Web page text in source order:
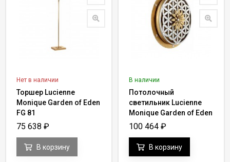
Нет в наличии
Торшер Lucienne
Monique Garden of Eden
FG 81
75 638 ₽
В корзину
В наличии
Потолочный
светильник Lucienne
Monique Garden of Eden
Y 52
100 464 ₽
В корзину